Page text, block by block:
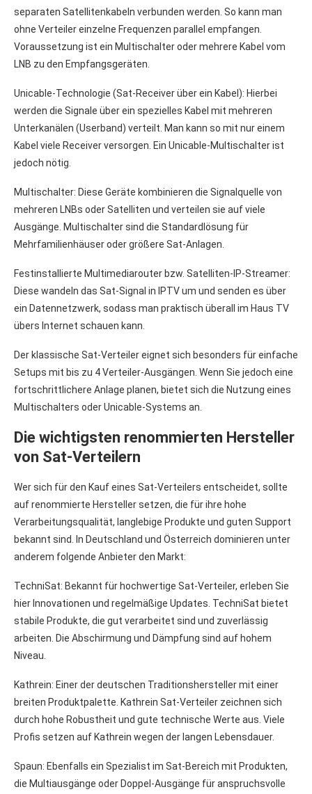
separaten Satellitenkabeln verbunden werden. So kann man
ohne Verteiler einzelne Frequenzen parallel empfangen.
Voraussetzung ist ein Multischalter oder mehrere Kabel vom
LNB zu den Empfangsgeräten.
Unicable-Technologie (Sat-Receiver über ein Kabel): Hierbei
werden die Signale über ein spezielles Kabel mit mehreren
Unterkanälen (Userband) verteilt. Man kann so mit nur einem
Kabel viele Receiver versorgen. Ein Unicable-Multischalter ist
jedoch nötig.
Multischalter: Diese Geräte kombinieren die Signalquelle von
mehreren LNBs oder Satelliten und verteilen sie auf viele
Ausgänge. Multischalter sind die Standardlösung für
Mehrfamilienhäuser oder größere Sat-Anlagen.
Festinstallierte Multimediarouter bzw. Satelliten-IP-Streamer:
Diese wandeln das Sat-Signal in IPTV um und senden es über
ein Datennetzwerk, sodass man praktisch überall im Haus TV
übers Internet schauen kann.
Der klassische Sat-Verteiler eignet sich besonders für einfache
Setups mit bis zu 4 Verteiler-Ausgängen. Wenn Sie jedoch eine
fortschrittlichere Anlage planen, bietet sich die Nutzung eines
Multischalters oder Unicable-Systems an.
Die wichtigsten renommierten Hersteller
von Sat-Verteilern
Wer sich für den Kauf eines Sat-Verteilers entscheidet, sollte
auf renommierte Hersteller setzen, die für ihre hohe
Verarbeitungsqualität, langlebige Produkte und guten Support
bekannt sind. In Deutschland und Österreich dominieren unter
anderem folgende Anbieter den Markt:
TechniSat: Bekannt für hochwertige Sat-Verteiler, erleben Sie
hier Innovationen und regelmäßige Updates. TechniSat bietet
stabile Produkte, die gut verarbeitet sind und zuverlässig
arbeiten. Die Abschirmung und Dämpfung sind auf hohem
Niveau.
Kathrein: Einer der deutschen Traditionshersteller mit einer
breiten Produktpalette. Kathrein Sat-Verteiler zeichnen sich
durch hohe Robustheit und gute technische Werte aus. Viele
Profis setzen auf Kathrein wegen der langen Lebensdauer.
Spaun: Ebenfalls ein Spezialist im Sat-Bereich mit Produkten,
die Multiausgänge oder Doppel-Ausgänge für anspruchsvolle